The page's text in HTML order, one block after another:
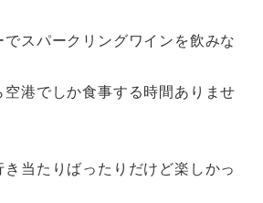
でスパークリングワインを飲みな
港でしか食事する時間ありませ
当たりばったりだけど楽しかっ